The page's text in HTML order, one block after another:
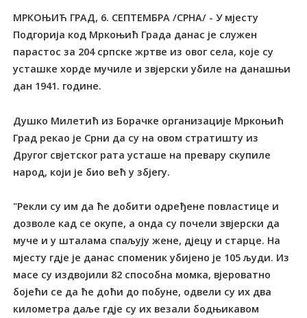
МРКОЊИЋ ГРАД, 6. СЕПТЕМБРА /СРНА/ - У мјесту
Подгорија код Мркоњић Града данас је служен
парастос за 204 српске жртве из овог села, које су
усташке хорде мучиле и звјерски убиле на данашњи
дан 1941. године.
Душко Милетић из Борачке организације Мркоњић
Град рекао је Срни да су на овом стратишту из
Другог свјетског рата усташе на превару скупиле
народ, који је био већ у збјегу.
"Рекли су им да ће добити одређене повластице и
дозволе кад се окупе, а онда су почели звјерски да
муче и у шталама спаљују жене, дјецу и старце. На
мјесту гдје је данас споменик убијено је 105 људи. Из
масе су издвојили 82 способна момка, вјероватно
бојећи се да ће доћи до побуне, одвели су их два
километра даље гдје су их везали бодњикавом